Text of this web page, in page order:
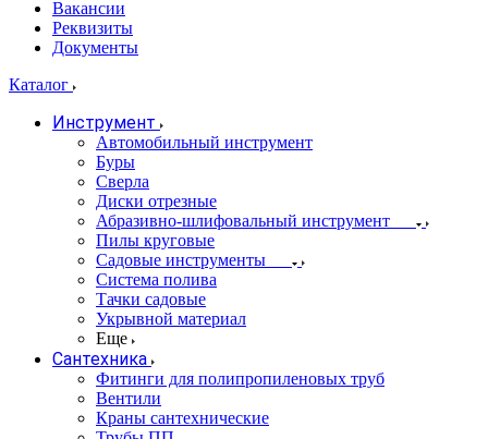
Вакансии
Реквизиты
Документы
Каталог
Инструмент
Автомобильный инструмент
Буры
Сверла
Диски отрезные
Абразивно-шлифовальный инструмент
Пилы круговые
Садовые инструменты
Система полива
Тачки садовые
Укрывной материал
Еще
Сантехника
Фитинги для полипропиленовых труб
Вентили
Краны сантехнические